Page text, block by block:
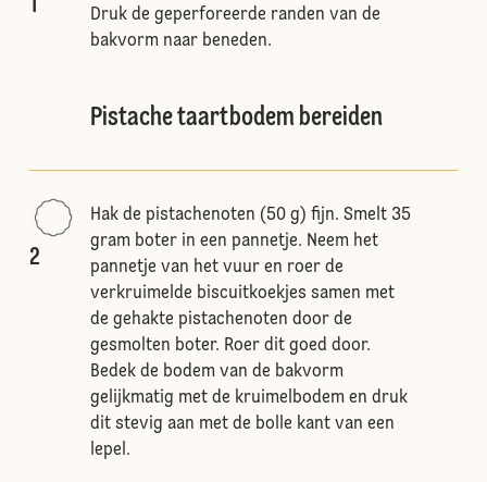
1
Druk de geperforeerde randen van de
bakvorm naar beneden.
Pistache taartbodem bereiden
2
Hak de pistachenoten (50 g) fijn. Smelt 35
gram boter in een pannetje. Neem het
pannetje van het vuur en roer de
verkruimelde biscuitkoekjes samen met
de gehakte pistachenoten door de
gesmolten boter. Roer dit goed door.
Bedek de bodem van de bakvorm
gelijkmatig met de kruimelbodem en druk
dit stevig aan met de bolle kant van een
lepel.